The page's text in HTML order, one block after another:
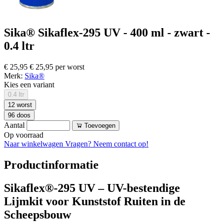
Sika® Sikaflex-295 UV - 400 ml - zwart -
0.4 ltr
€ 25,95 € 25,95 per worst
Merk: Sika®
Kies een variant
0.4 ltr
12 worst
96 doos
Aantal Toevoegen
Op voorraad
Naar winkelwagen Vragen? Neem contact op!
Productinformatie
Sikaflex®-295 UV – UV-bestendige
Lijmkit voor Kunststof Ruiten in de
Scheepsbouw